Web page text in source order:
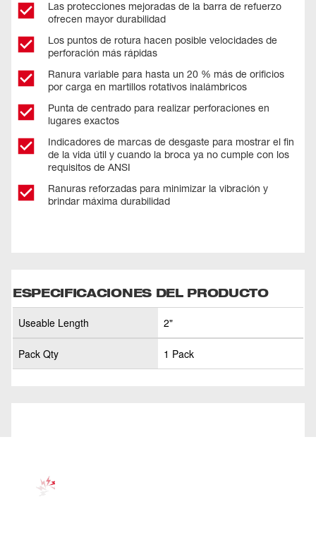
Las protecciones mejoradas de la barra de refuerzo
ofrecen mayor durabilidad
Los puntos de rotura hacen posible velocidades de
perforación más rápidas
Ranura variable para hasta un 20 % más de orificios
por carga en martillos rotativos inalámbricos
Punta de centrado para realizar perforaciones en
lugares exactos
Indicadores de marcas de desgaste para mostrar el fin
de la vida útil y cuando la broca ya no cumple con los
requisitos de ANSI
Ranuras reforzadas para minimizar la vibración y
brindar máxima durabilidad
ESPECIFICACIONES DEL PRODUCTO
Useable Length 2"
Pack Qty 1 Pack